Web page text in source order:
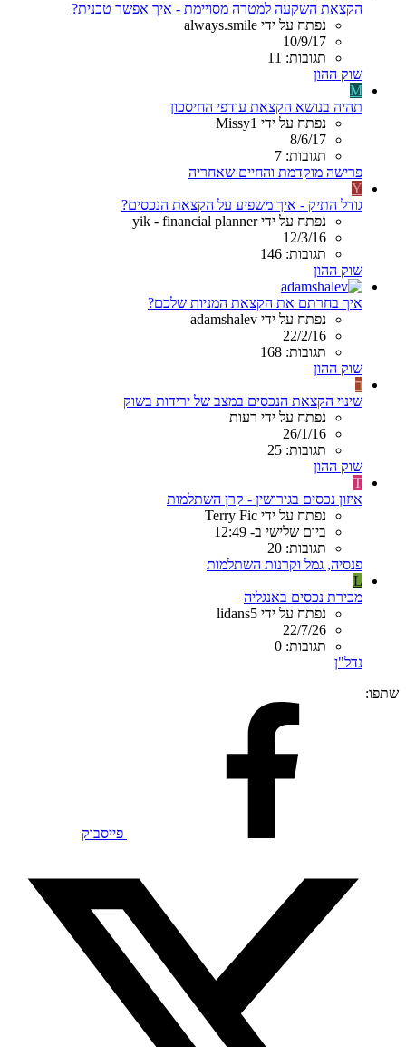
הקצאת השקעה למטרה מסויימת - איך אפשר טכנית?
נפתח על ידי always.smile
10/9/17
תגובות: 11
שוק ההון
M
תהיה בנושא הקצאת עודפי החיסכון
נפתח על ידי Missy1
8/6/17
תגובות: 7
פרישה מוקדמת והחיים שאחריה
Y
גודל התיק - איך משפיע על הקצאת הנכסים?
נפתח על ידי yik - financial planner
12/3/16
תגובות: 146
שוק ההון
איך בחרתם את הקצאת המניות שלכם?
נפתח על ידי adamshalev
22/2/16
תגובות: 168
שוק ההון
ר
שינוי הקצאת הנכסים במצב של ירידות בשוק
נפתח על ידי רעות
26/1/16
תגובות: 25
שוק ההון
T
איזון נכסים בגירושין - קרן השתלמות
נפתח על ידי Terry Fic
ביום שלישי ב- 12:49
תגובות: 20
פנסיה, גמל וקרנות השתלמות
L
מכירת נכסים באנגליה
נפתח על ידי lidans5
22/7/26
תגובות: 0
נדל"ן
שתפו:
פייסבוק